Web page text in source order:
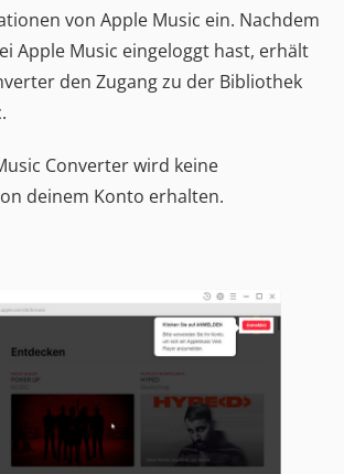
von Apple Music ein. Nachdem
Apple Music eingeloggt hast, erhält
den Zugang zu der Bibliothek
Converter wird keine
deinem Konto erhalten.